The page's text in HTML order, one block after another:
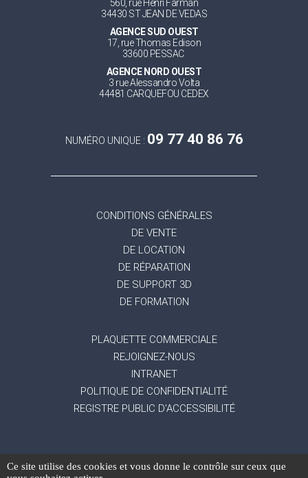
560, rue Henri Farman
34430 ST JEAN DE VEDAS
AGENCE SUD OUEST
17, rue Thomas Edison
33600 PESSAC
AGENCE NORD OUEST
3 rue Alessandro Volta
44481 CARQUEFOU CEDEX
NUMÉRO UNIQUE : 09 77 40 86 76
CONDITIONS GÉNÉRALES
DE VENTE
DE LOCATION
DE RÉPARATION
DE SUPPORT 3D
DE FORMATION
PLAQUETTE COMMERCIALE
REJOIGNEZ-NOUS
INTRANET
POLITIQUE DE CONFIDENTIALITÉ
REGISTRE PUBLIC D'ACCESSIBILITÉ
Mentions légales-Gestion des données
Ce site utilise des cookies et vous donne le contrôle sur ceux que